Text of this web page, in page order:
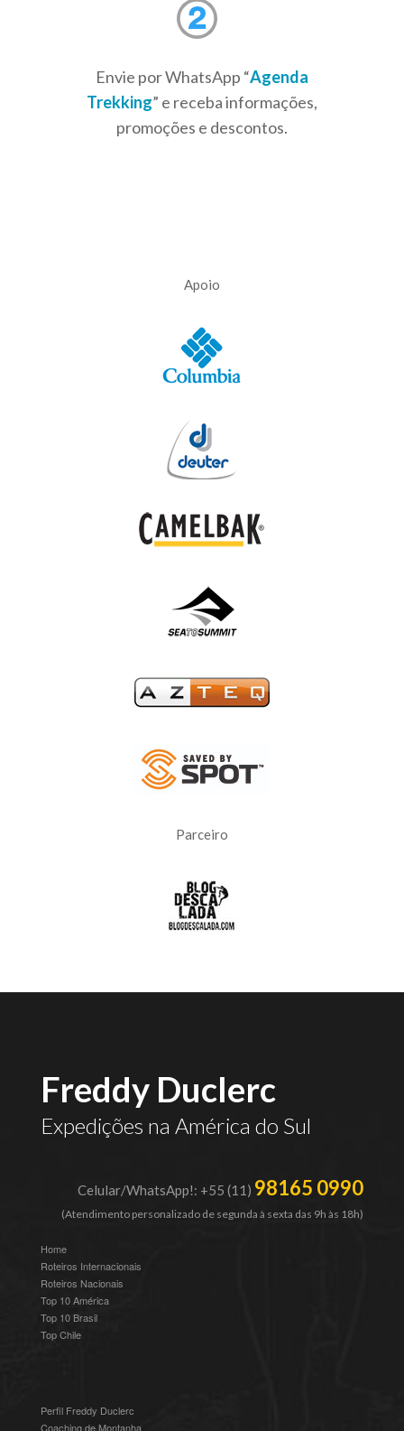
Envie por WhatsApp “Agenda
Trekking” e receba informações,
promoções e descontos.
Apoio
Parceiro
Freddy Duclerc
Expedições na América do Sul
Celular/WhatsApp!: +55 (11) 98165 0990
(Atendimento personalizado de segunda à sexta das 9h às 18h)
Home
Roteiros Internacionais
Roteiros Nacionais
Top 10 América
Top 10 Brasil
Top Chile
Perfil Freddy Duclerc
Coaching de Montanha